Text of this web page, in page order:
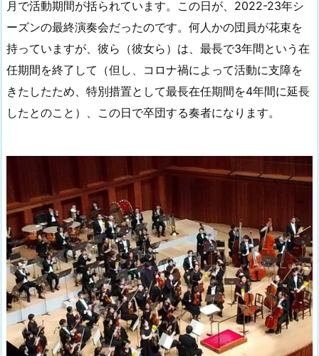
月で活動期間が括られています。この日が、2022-23年シ
ーズンの最終演奏会だったのです。何人かの団員が花束を
持っていますが、彼ら（彼女ら）は、最長で3年間という在
任期間を終了して（但し、コロナ禍によって活動に支障を
きたしたため、特別措置として最長在任期間を4年間に延長
したとのこと）、この日で卒団する奏者になります。